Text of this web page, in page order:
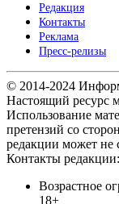
Редакция
Контакты
Реклама
Пресс-релизы
© 2014-2024
Настоящий ресурс
Использование
претензий со
редакции может не
Контакты
Возрастное
18+